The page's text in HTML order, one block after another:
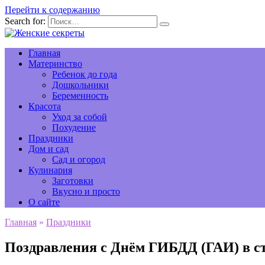
Перейти к содержанию
Search for:
Главная
Материнство
Ребенок до года
Дошкольники
Беременность
Красота
Уход за собой
Похудение
Праздники
Дом и сад
Сад и огород
Кулинария
Заготовки
Вкусно и просто
О сайте
Главная » Праздники
Поздравления с Днём ГИБДД (ГАИ) в